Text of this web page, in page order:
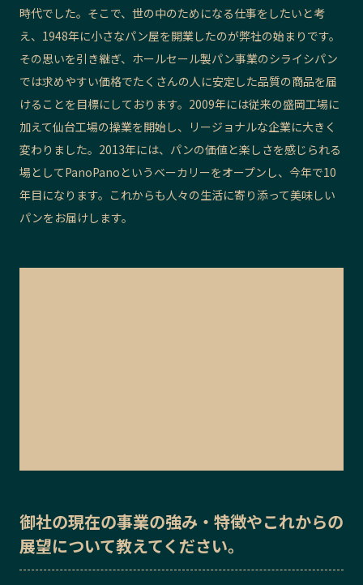
時代でした。そこで、世の中のためになる仕事をしたいと考
え、1948年に小さなパン屋を開業したのが弊社の始まりです。
その思いを引き継ぎ、ホールセール製パン事業のシライシパン
では求めやすい価格でたくさんの人に安定した品質の商品を届
けることを目標にしております。2009年には従来の盛岡工場に
加えて仙台工場の操業を開始し、リージョナルな企業に大きく
変わりました。2013年には、パンの価値と楽しさを感じられる
場としてPanoPanoというベーカリーをオープンし、今年で10
年目になります。これからも人々の生活に寄り添って美味しい
パンをお届けします。
御社の現在の事業の強み・特徴やこれからの
展望について教えてください。